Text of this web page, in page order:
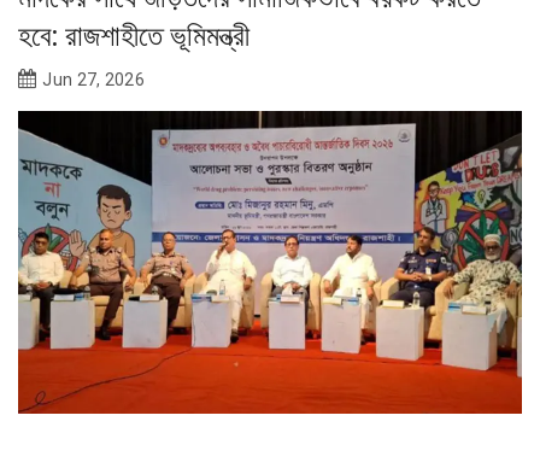
হবে: রাজশাহীতে ভূমিমন্ত্রী
Jun 27, 2026